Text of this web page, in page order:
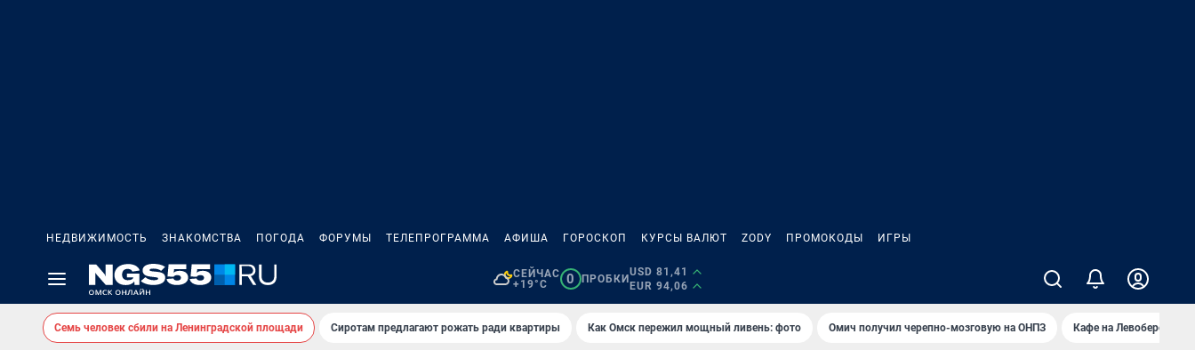
НЕДВИЖИМОСТЬ ЗНАКОМСТВА ПОГОДА ФОРУМЫ ТЕЛЕПРОГРАММА АФИША ГОРОСКОП КУРСЫ ВАЛЮТ ZODY ПРОМОКОДЫ ИГРЫ
СЕЙЧАС
+19°C
0 ПРОБКИ
USD 81,41
EUR 94,06
Семь человек сбили на Ленинградской площади Сиротам предлагают рожать ради квартиры Как Омск пережил мощный ливень: фото Омич получил черепно-мозговую на ОНПЗ Кафе на Левобережье